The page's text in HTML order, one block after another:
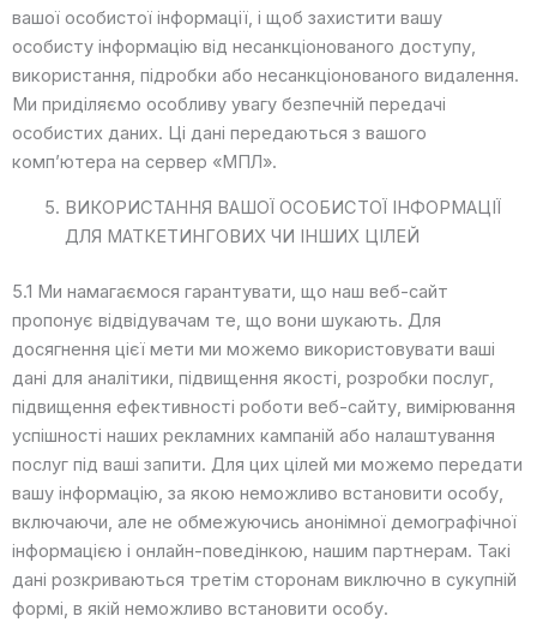
вашої особистої інформації, і щоб захистити вашу
особисту інформацію від несанкціонованого доступу,
використання, підробки або несанкціонованого видалення.
Ми приділяємо особливу увагу безпечній передачі
особистих даних. Ці дані передаються з вашого
комп’ютера на сервер «МПЛ».
ВИКОРИСТАННЯ ВАШОЇ ОСОБИСТОЇ ІНФОРМАЦІЇ
ДЛЯ МАТКЕТИНГОВИХ ЧИ ІНШИХ ЦІЛЕЙ
5.1 Ми намагаємося гарантувати, що наш веб-сайт
пропонує відвідувачам те, що вони шукають. Для
досягнення цієї мети ми можемо використовувати ваші
дані для аналітики, підвищення якості, розробки послуг,
підвищення ефективності роботи веб-сайту, вимірювання
успішності наших рекламних кампаній або налаштування
послуг під ваші запити. Для цих цілей ми можемо передати
вашу інформацію, за якою неможливо встановити особу,
включаючи, але не обмежуючись анонімної демографічної
інформацією і онлайн-поведінкою, нашим партнерам. Такі
дані розкриваються третім сторонам виключно в сукупній
формі, в якій неможливо встановити особу.